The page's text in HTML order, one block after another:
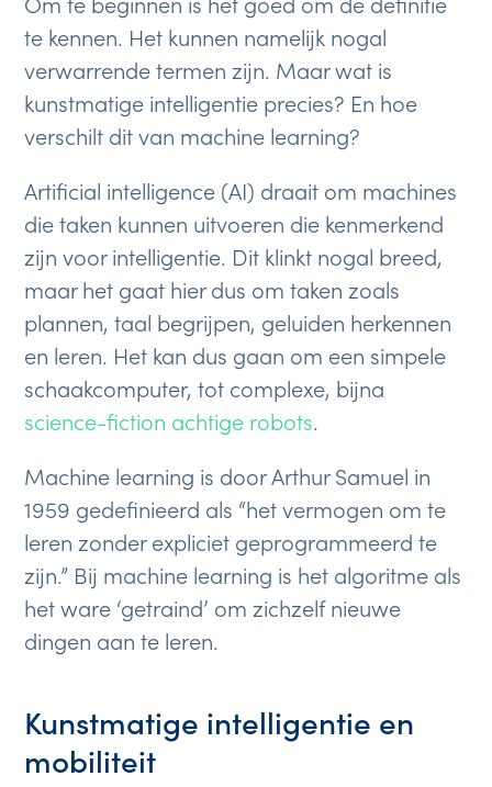
te kennen. Het kunnen namelijk nogal
verwarrende termen zijn. Maar wat is
kunstmatige intelligentie precies? En hoe
verschilt dit van machine learning?
Artificial intelligence (AI) draait om machines
die taken kunnen uitvoeren die kenmerkend
zijn voor intelligentie. Dit klinkt nogal breed,
maar het gaat hier dus om taken zoals
plannen, taal begrijpen, geluiden herkennen
en leren. Het kan dus gaan om een simpele
schaakcomputer, tot complexe, bijna
science-fiction achtige robots.
Machine learning is door Arthur Samuel in
1959 gedefinieerd als “het vermogen om te
leren zonder expliciet geprogrammeerd te
zijn.” Bij machine learning is het algoritme als
het ware ‘getraind’ om zichzelf nieuwe
dingen aan te leren.
Kunstmatige intelligentie en
mobiliteit